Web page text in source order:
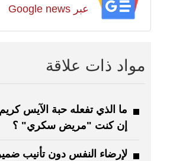
عبر Google news
مواد ذات علاقة
ما الذي تفعله حبة الآيس
إن كنت "مريض سكري" ؟
لإرضاء النفس دون تأنيب